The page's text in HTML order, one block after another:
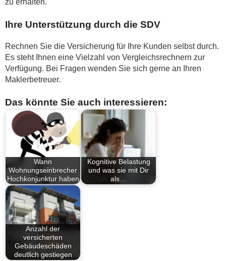
zu erhalten.
Ihre Unterstützung durch die SDV
Rechnen Sie die Versicherung für Ihre Kunden selbst durch.
Es steht Ihnen eine Vielzahl von Vergleichsrechnern zur
Verfügung. Bei Fragen wenden Sie sich gerne an Ihren
Maklerbetreuer.
Das könnte Sie auch interessieren:
Wann
Wohnungseinbrecher
Hochkonjunktur haben
Kognitive Belastung
und was sie mit Dir
als…
Anzahl der
versicherten
Gebäudeschäden
deutlich gestiegen